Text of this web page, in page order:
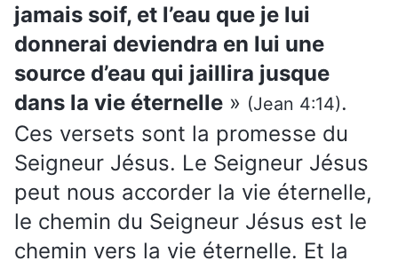
jamais soif, et l’eau que je lui
donnerai deviendra en lui une
source d’eau qui jaillira jusque
dans la vie éternelle » (Jean 4:14).
Ces versets sont la promesse du
Seigneur Jésus. Le Seigneur Jésus
peut nous accorder la vie éternelle,
le chemin du Seigneur Jésus est le
chemin vers la vie éternelle. Et la